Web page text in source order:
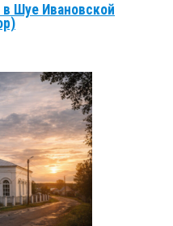
Шуе Ивановской